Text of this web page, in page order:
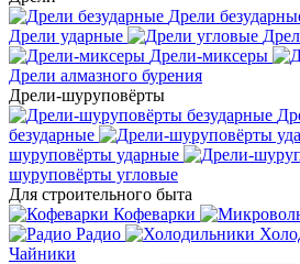
Дрели
Дрели ударные
Дрели-миксеры
Дрели алмазного бурения
Дрели-шуруповёрты
безударные
шуруповёрты ударные
шуруповёрты угловые
Для строительного быта
Кофеварки
Радио
Чайники